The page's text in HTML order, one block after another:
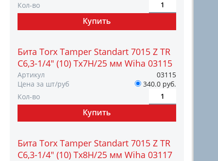
Кол-во
Бита Torx Tamper Standart 7015 Z TR
C6,3-1/4" (10) Tх7H/25 мм Wiha 03115
Артикул
03115
Цена за шт/руб
340.0 руб.
Кол-во
Бита Torx Tamper Standart 7015 Z TR
C6,3-1/4" (10) Tх8H/25 мм Wiha 03117